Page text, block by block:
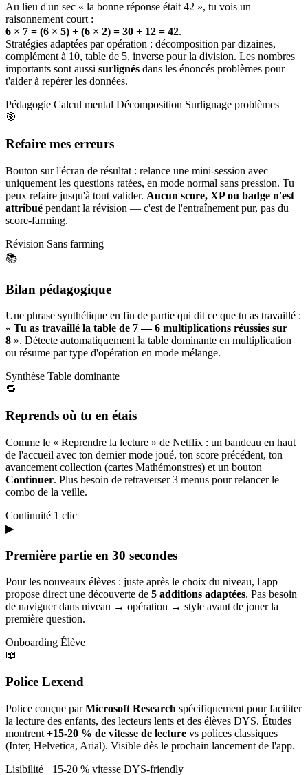
Au lieu d'un sec « la bonne réponse était 42 », tu vois un
raisonnement court :
6 × 7 = (6 × 5) + (6 × 2) = 30 + 12 = 42.
Stratégies adaptées par opération : décomposition par dizaines,
complément à 10, table de 5, inverse pour la division. Les nombres
importants sont aussi surlignés dans les énoncés problèmes pour
t'aider à repérer les données.
Pédagogie Calcul mental Décomposition Surlignage problèmes
🎯
Refaire mes erreurs
Bouton sur l'écran de résultat : relance une mini-session avec
uniquement les questions ratées, en mode normal sans pression. Tu
peux refaire jusqu'à tout valider. Aucun score, XP ou badge n'est
attribué pendant la révision — c'est de l'entraînement pur, pas du
score-farming.
Révision Sans farming
📚
Bilan pédagogique
Une phrase synthétique en fin de partie qui dit ce que tu as travaillé :
« Tu as travaillé la table de 7 — 6 multiplications réussies sur
8 ». Détecte automatiquement la table dominante en multiplication
ou résume par type d'opération en mode mélange.
Synthèse Table dominante
🔁
Reprends où tu en étais
Comme le « Reprendre la lecture » de Netflix : un bandeau en haut
de l'accueil avec ton dernier mode joué, ton score précédent, ton
avancement collection (cartes Mathémonstres) et un bouton
Continuer. Plus besoin de retraverser 3 menus pour relancer le
combo de la veille.
Continuité 1 clic
▶
Première partie en 30 secondes
Pour les nouveaux élèves : juste après le choix du niveau, l'app
propose direct une découverte de 5 additions adaptées. Pas besoin
de naviguer dans niveau → opération → style avant de jouer la
première question.
Onboarding Élève
📖
Police Lexend
Police conçue parMicrosoft Research spécifiquement pour faciliter
la lecture des enfants, des lecteurs lents et des élèves DYS. Études
montrent +15-20 % de vitesse de lecture vs polices classiques
(Inter, Helvetica, Arial). Visible dès le prochain lancement de l'app.
Lisibilité +15-20 % vitesse DYS-friendly